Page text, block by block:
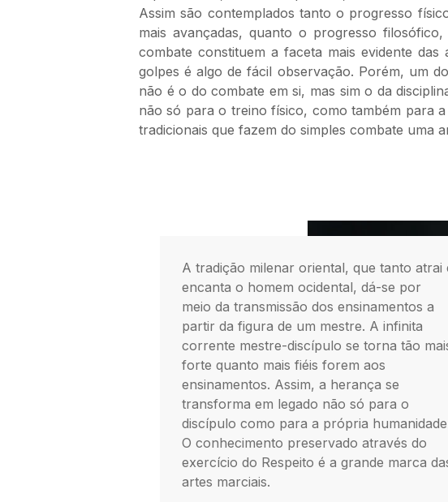
Assim são contemplados tanto o progresso
mais avançadas, quanto o progresso
combate constituem a faceta mais evidente
golpes é algo de fácil observação. Porém, um
não é o do combate em si, mas sim o da
não só para o treino físico, como também para
tradicionais que fazem do simples combate uma
A tradição milenar oriental, que tanto atrai
encanta o homem ocidental, dá-se por
meio da transmissão dos ensinamentos a
partir da figura de um mestre. A infinita
corrente mestre-discípulo se torna tão
forte quanto mais fiéis forem aos
ensinamentos. Assim, a herança se
transforma em legado não só para o
discípulo como para a própria
O conhecimento preservado através do
exercício do Respeito é a grande marca
artes marciais.